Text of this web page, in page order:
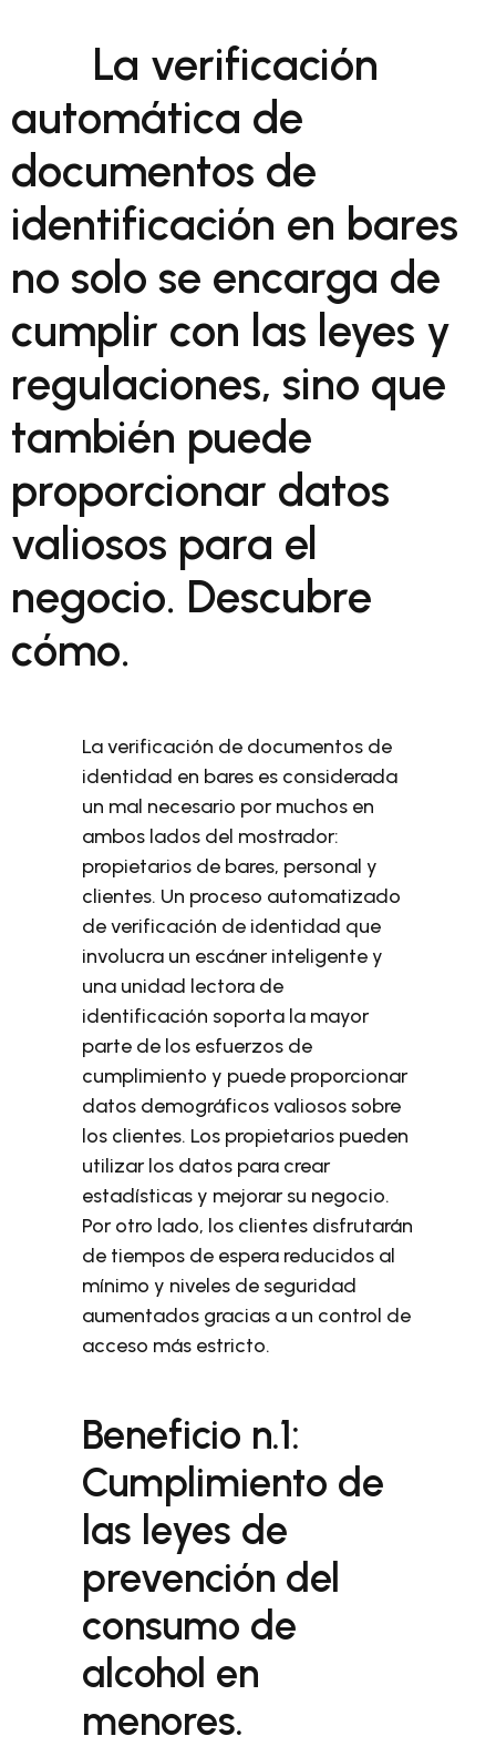
La verificación
automática de
documentos de
identificación en bares
no solo se encarga de
cumplir con las leyes y
regulaciones, sino que
también puede
proporcionar datos
valiosos para el
negocio. Descubre
cómo.
La verificación de documentos de
identidad en bares es considerada
un mal necesario por muchos en
ambos lados del mostrador:
propietarios de bares, personal y
clientes. Un proceso automatizado
de verificación de identidad que
involucra un escáner inteligente y
una unidad lectora de
identificación soporta la mayor
parte de los esfuerzos de
cumplimiento y puede proporcionar
datos demográficos valiosos sobre
los clientes. Los propietarios pueden
utilizar los datos para crear
estadísticas y mejorar su negocio.
Por otro lado, los clientes disfrutarán
de tiempos de espera reducidos al
mínimo y niveles de seguridad
aumentados gracias a un control de
acceso más estricto.
Beneficio n.1:
Cumplimiento de
las leyes de
prevención del
consumo de
alcohol en
menores.